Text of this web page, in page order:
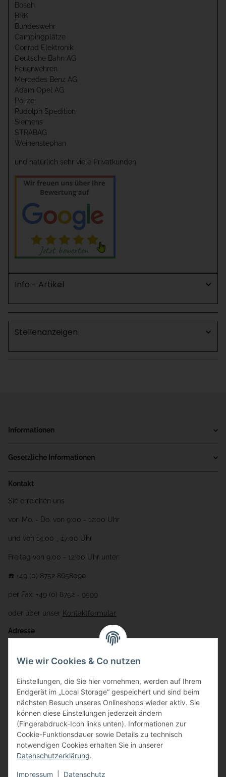
Bosch
BRK
Bundeswehr
Campingplätze
Conrad Elektronik
Deutsche Bahn AG
Feuerwehren
Mercedes Benz AG
Adam Opel AG
Polizei
Rudolph Spedition
Siemens
STRABAG
Weihenstephan
und natürlich sehr viele Privatkunden
Info - Artikel
Stellenanzeigen
Informationen
Gesetzliche Informationen
Kontakt
Sie erreichen uns
von Mo. - Do. von 9:00 - 12:00 Uhr
und von 14:00 - 17:00 Uhr
Freitag von 9:00 - 12:00 Uhr unter:
☎️ +49 (0) 8752 8658090
per Fax: +49 (0) 8752 - 9599
oder über unser Kontaktformular
Adresse
Gewerbering 17
84072 Au i.d. Hallertau
info@bauer-tore.de
Wie wir Cookies & Co nutzen
Einstellungen, die Sie hier vornehmen, werden auf Ihrem
Endgerät im „Local Storage“ gespeichert und sind beim
nächsten Besuch unseres Onlineshops wieder aktiv. Sie
können diese Einstellungen jederzeit ändern
(Fingerabdruck-Icon links unten). Informationen zur
Cookie-Funktionsdauer sowie Details zu technisch
notwendigen Cookies erhalten Sie in unserer
Datenschutzerklärung.
Impressum Datenschutz